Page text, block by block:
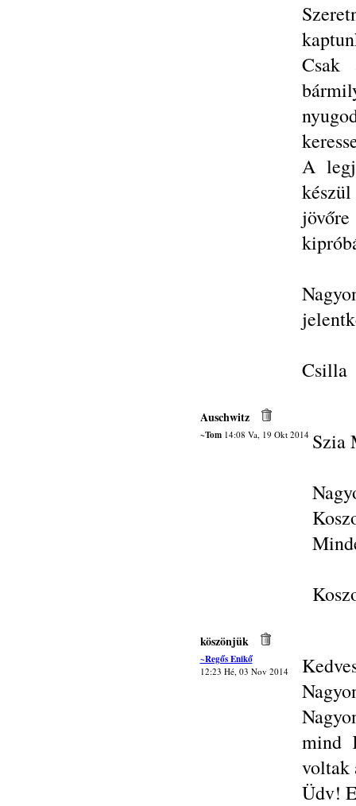
Csak
A
Csilla
Auschwitz
~Tom14:08 Va, 19 Okt 2014 Szia
köszönjük
~Regős Enikő
12:23 Hé, 03 Nov 2014
mind
voltak
Üdv!